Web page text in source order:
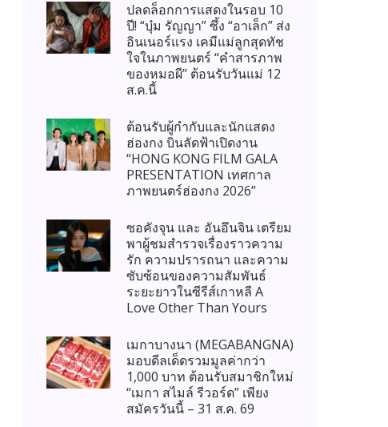
ปลดล็อกการแสดงในรอบ 10
ปี! “บุ๋ม รัญญา” ซึ้ง “อาเล็ก” ส่ง
อินเนอร์แรง เคมีแม่ลูกสุดทัช
ใจในภาพยนตร์ “คำสารภาพ
ของหมอผี” ต้อนรับวันแม่ 12
ส.ค.นี้
ต้อนรับผู้กำกับและนักแสดง
ฮ่องกง บินลัดฟ้าเปิดงาน
“HONG KONG FILM GALA
PRESENTATION เทศกาล
ภาพยนตร์ฮ่องกง 2026”
ซอคังจุน และ อันอึนจิน เตรียม
พาผู้ชมสำรวจเรื่องราวความ
รัก ความปรารถนา และความ
ซับซ้อนของความสัมพันธ์
ระยะยาวในซีรีส์เกาหลี A
Love Other Than Yours
เมกาบางนา (MEGABANGNA)
มอบดีลเด็ดรวมมูลค่ากว่า
1,000 บาท ต้อนรับสมาชิกใหม่
“เมกา สไมล์ รีวอร์ด” เพียง
สมัครวันนี้ – 31 ส.ค. 69